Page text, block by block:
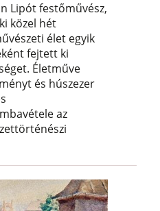
Lipót festőművész,
közel hét
élet egyik
fejtett ki
Életműve
és húszezer
az